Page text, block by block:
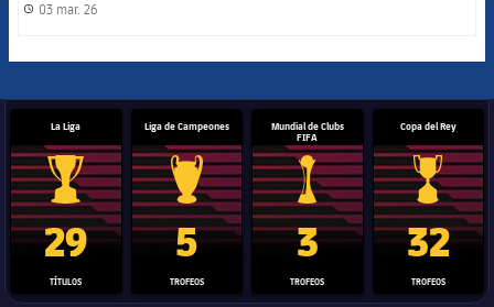
label.share.clock
03 mar. 26
La Liga
Trofeo de La Liga
29
TÍTULOS
Liga de Campeones
Trofeo de la Liga de Campeones
5
TROFEOS
Mundial de Clubs
FIFA
Trofeo del Mundial de
3
TROFEOS
Copa del Rey
Copa del
32
TROFEOS